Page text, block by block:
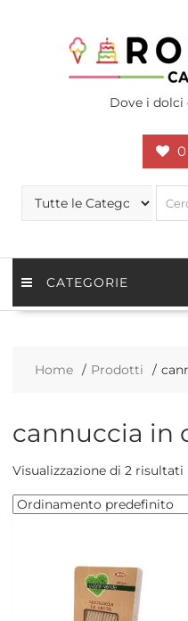
Dove i dolci
0
CATEGORIE
Home Prodotti
cannuccia in
Visualizzazione di 2 risultati